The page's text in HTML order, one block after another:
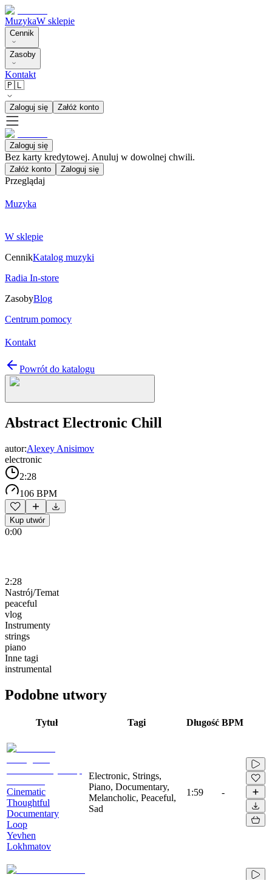
MuzykaW sklepie
Cennik
Zasoby
Kontakt
🇵🇱
Zaloguj się Załóż konto
Zaloguj się
Bez karty kredytowej. Anuluj w dowolnej chwili.
Załóż konto Zaloguj się
Przeglądaj
Muzyka
W sklepie
CennikKatalog muzyki
Radia In-store
ZasobyBlog
Centrum pomocy
Kontakt
Powrót do katalogu
Abstract Electronic Chill
autor:Alexey Anisimov
electronic
2:28
106 BPM
Kup utwór
0:00
2:28
Nastrój/Temat
peaceful
vlog
Instrumenty
strings
piano
Inne tagi
instrumental
Podobne utwory
Tytuł Tagi Długość BPM
Cinematic
Thoughtful
Documentary
Loop
Yevhen
Lokhmatov
Electronic, Strings,
Piano, Documentary,
Melancholic, Peaceful,
Sad
1:59 -